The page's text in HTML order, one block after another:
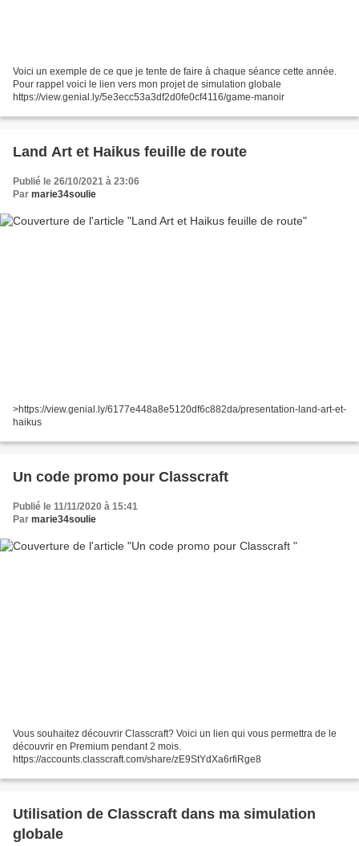
Voici un exemple de ce que je tente de faire à chaque séance cette année.
Pour rappel voici le lien vers mon projet de simulation globale
https://view.genial.ly/5e3ecc53a3df2d0fe0cf4116/game-manoir
Land Art et Haikus feuille de route
Publié le 26/10/2021 à 23:06
Par marie34soulie
>https://view.genial.ly/6177e448a8e5120df6c882da/presentation-land-art-et-
haikus
Un code promo pour Classcraft
Publié le 11/11/2020 à 15:41
Par marie34soulie
Vous souhaitez découvrir Classcraft? Voici un lien qui vous permettra de le
découvrir en Premium pendant 2 mois.
https://accounts.classcraft.com/share/zE9StYdXa6rfiRge8
Utilisation de Classcraft dans ma simulation
globale